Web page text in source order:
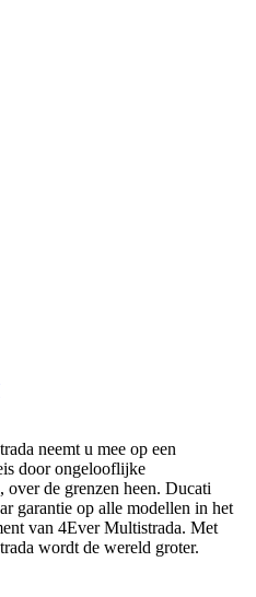
neemt u mee op een
door ongelooflijke
over de grenzen heen. Ducati
garantie op alle modellen in het
van 4Ever Multistrada. Met
wordt de wereld groter.